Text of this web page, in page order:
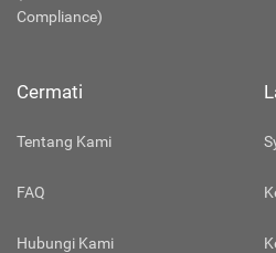
Compliance)
Cermati
Tentang Kami
FAQ
Hubungi Kami